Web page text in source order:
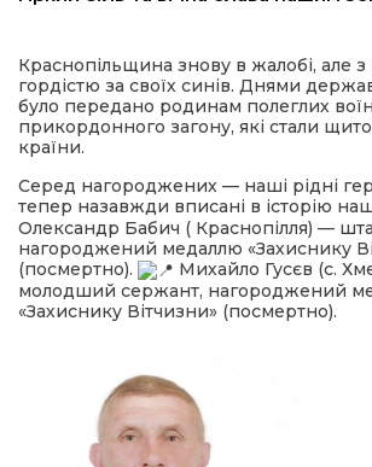
Краснопільщина знову в жалобі, але
гордістю за своїх синів. Днями
було передано родинам полеглих
прикордонного загону, які стали
країни.
Серед нагороджених — наші рідні
тепер назавжди вписані в історію
Олександр Бабич ( Краснопілля) —
нагороджений медаллю «Захиснику
(посмертно).
Михайло Гусєв (с.
молодший сержант, нагороджений
«Захиснику Вітчизни» (посмертно).